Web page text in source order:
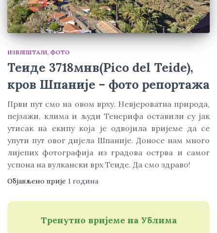
ИЗВЈЕШТАЈИ ФОТО
Теиде 3718мнв(Pico del Teide),
кров Шпаније – фото репортажа
Први пут смо на овом врху. Невјероватна природа,
пејзажи, клима и људи Тенерифа оставили су јак
утисак на екипу која је одвојила вријеме да се
упути пут овог дијела Шпаније. Доносе нам много
лијепих фотографија из градова острва и самог
успона на вулкански врх Теиде. Да смо здраво!
Објављено прије 1 година
Тренутно вријеме на Ублима